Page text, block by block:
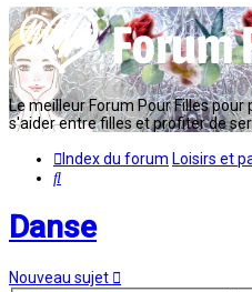
Le meilleur Forum Pour Filles pour
s'aider entre filles et profiter de
Index du forum Loisirs et
Rechercher
Danse
Nouveau sujet